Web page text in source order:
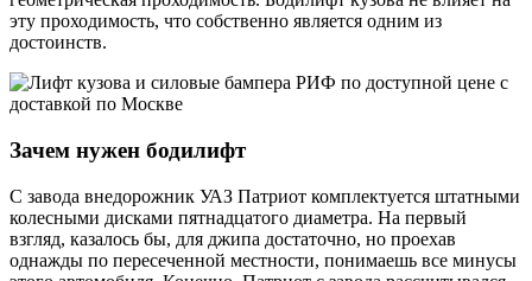
эту проходимость, что собственно является одним из
достоинств.
Зачем нужен бодилифт
С завода внедорожник УАЗ Патриот комплектуется штатными
колесными дисками пятнадцатого диаметра. На первый
взгляд, казалось бы, для джипа достаточно, но проехав
однажды по пересеченной местности, понимаешь все минусы